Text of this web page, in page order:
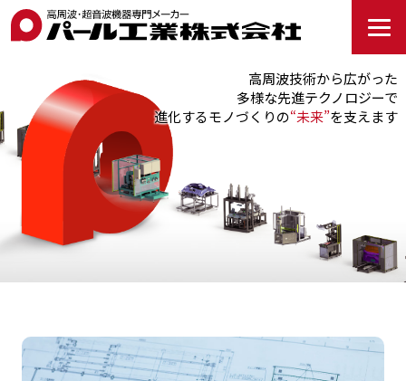
高周波技術から広がった
多様な先進テクノロジーで
進化するモノづくりの“未来”を支えます